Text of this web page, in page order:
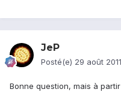
JeP
Posté(e) 29 août 2011
Bonne question, mais à